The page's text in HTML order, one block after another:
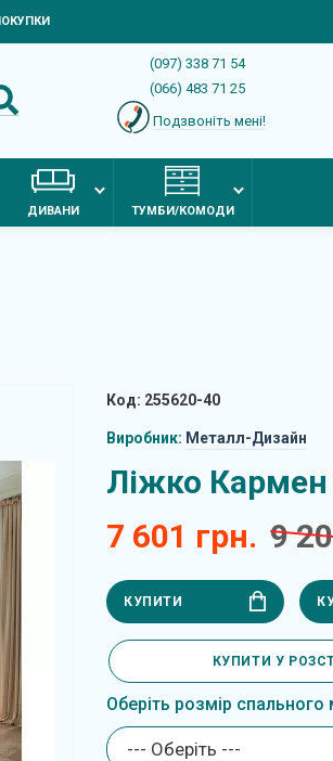
(097) 338 71 54
(066) 483 71 25
Подзвоніть мені!
ДИВАНИ ТУМБИ/КОМОДИ
Код: 255620-40
Виробник: Металл-Дизайн
Ліжко
7 601 грн. 9
КУПИТИ
КУПИТИ У
Оберіть розмір спального
--- Оберіть ---